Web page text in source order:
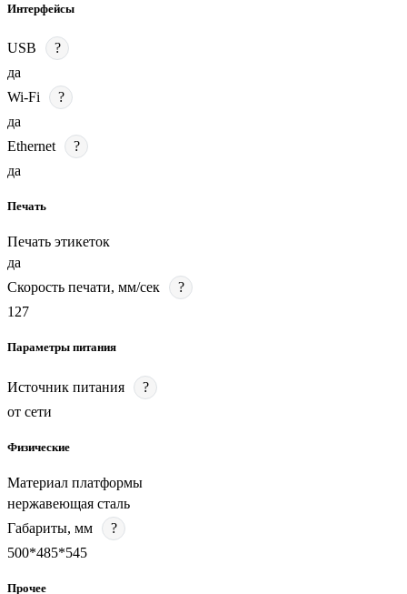
Интерфейсы
USB
?
да
Wi-Fi
?
да
Ethernet
?
да
Печать
Печать этикеток
да
Скорость печати, мм/сек
?
127
Параметры питания
Источник питания
?
от сети
Физические
Материал платформы
нержавеющая сталь
Габариты, мм
?
500*485*545
Прочее